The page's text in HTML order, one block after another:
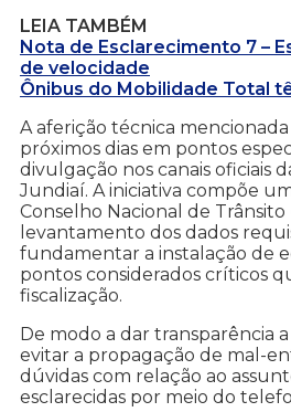
LEIA TAMBÉM
Nota de Esclarecimento 7 –
de velocidade
Ônibus do Mobilidade Total
A aferição técnica
próximos dias em pontos
divulgação nos canais oficiais
Jundiaí. A iniciativa compõe
Conselho Nacional de Trânsito
levantamento dos dados
fundamentar a instalação de
pontos considerados críticos
fiscalização.
De modo a dar transparência
evitar a propagação de mal-
dúvidas com relação ao
esclarecidas por meio do